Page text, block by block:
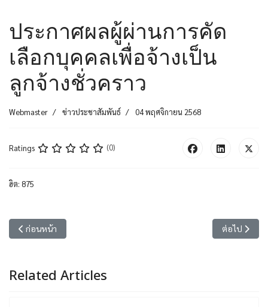
ประกาศผลผู้ผ่านการคัด
เลือกบุคคลเพื่อจ้างเป็น
ลูกจ้างชั่วคราว
Webmaster ข่าวประชาสัมพันธ์ 04 พฤศจิกายน 2568
Ratings (0)
ฮิต: 875
เนื้อหาก่อนหน้า: ประกาศรับสมัครบุคคลเพื่อจัดจ้างเป็นลูกจ้างชั่วคราว ต
ก่อนหน้า เนื้อหาถัดไป
ต่อไป
Related Articles